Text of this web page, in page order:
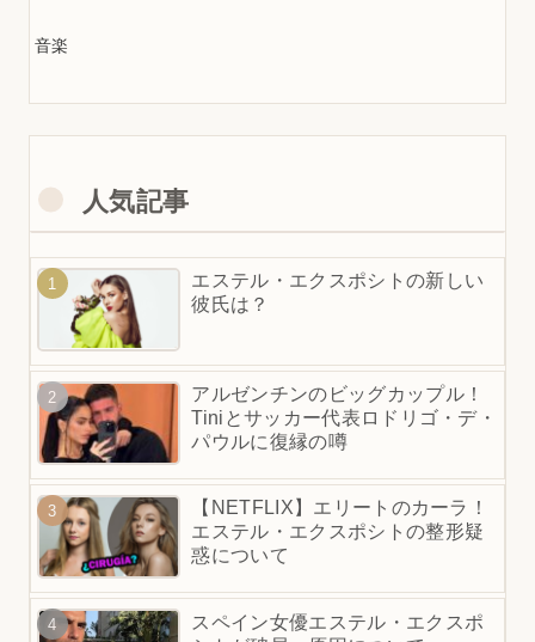
音楽
人気記事
エステル・エクスポシトの新しい
彼氏は？
アルゼンチンのビッグカップル！
Tiniとサッカー代表ロドリゴ・デ・
パウルに復縁の噂
【NETFLIX】エリートのカーラ！
エステル・エクスポシトの整形疑
惑について
スペイン女優エステル・エクスポ